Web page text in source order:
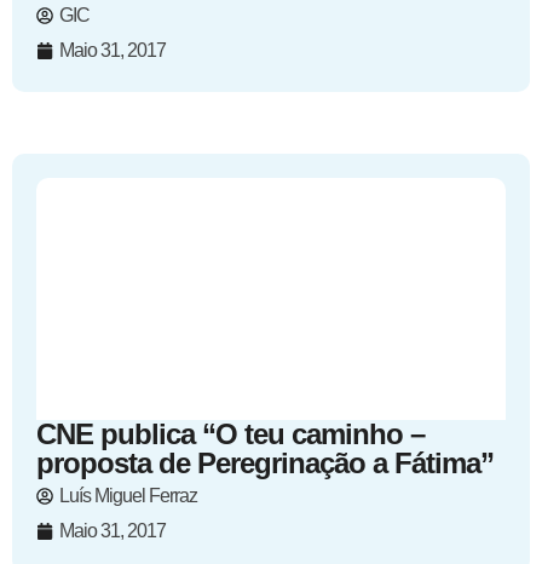
GIC
Maio 31, 2017
CNE publica “O teu caminho –
proposta de Peregrinação a Fátima”
Luís Miguel Ferraz
Maio 31, 2017